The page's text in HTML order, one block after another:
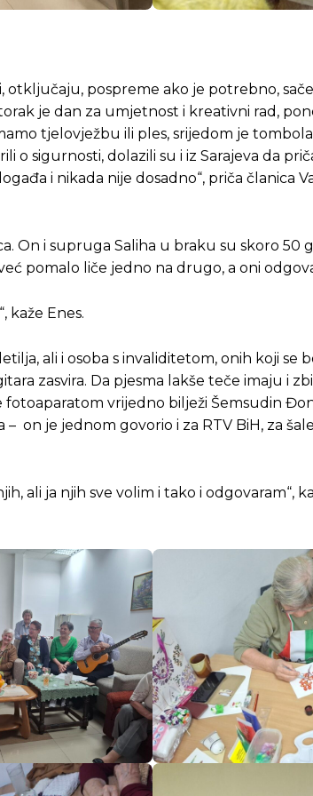
pospreme ako je potrebno,
je dan za umjetnost i kreativni rad,
tjelovježbu ili ples, srijedom je
sigurnosti, dolazili su i iz Sarajeva da
i nikada nije dosadno“, priča članica
On i supruga Saliha u braku su skoro 50
pomalo liče jedno na drugo, a oni
kaže Enes.
ali i osoba s invaliditetom, onih koji se
zasvira. Da pjesma lakše teče imaju i
vrijedno bilježi Šemsudin
on je jednom govorio i za RTV BiH, za
ali ja njih sve volim i tako i odgovaram“,